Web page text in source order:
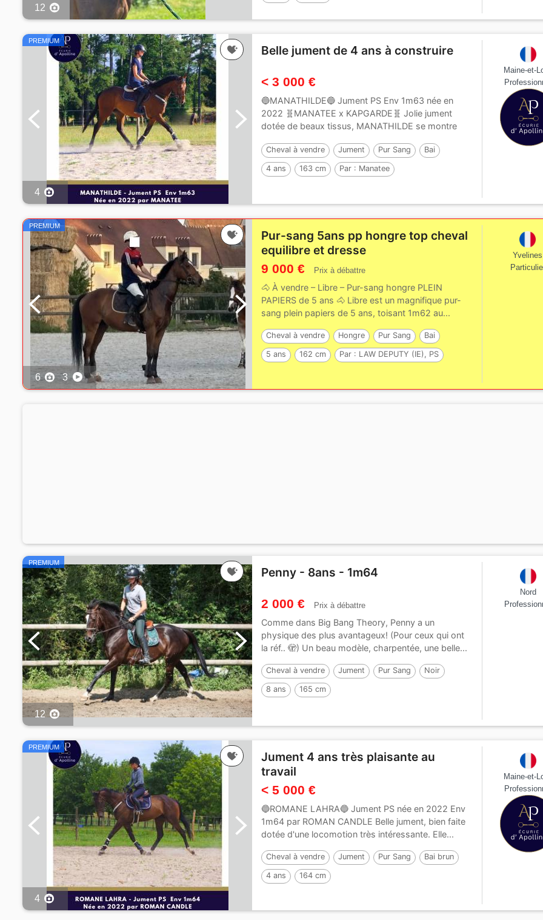
12
PREMIUM
4
Belle jument de 4 ans à construire
< 3 000 €
🔵MANATHILDE🔵 Jument PS Env 1m63 née en
2022 🧬MANATEE x KAPGARDE🧬 Jolie jument
dotée de beaux tissus, MANATHILDE se montre
Cheval à vendre Jument Pur Sang Bai
4 ans 163 cm Par : Manatee
Maine-et-
PREMIUM
6 3
Pur-sang 5ans pp hongre top cheval
equilibre et dresse
9 000 € Prix à débattre
🐴 À vendre – Libre – Pur-sang hongre PLEIN
PAPIERS de 5 ans 🐴 Libre est un magnifique pur-
sang plein papiers de 5 ans, toisant 1m62 au...
Cheval à vendre Hongre Pur Sang Bai
5 ans 162 cm Par : LAW DEPUTY (IE), PS
Yvelines
PREMIUM
12
Penny - 8ans - 1m64
2 000 € Prix à débattre
Comme dans Big Bang Theory, Penny a un
physique des plus avantageux! (Pour ceux qui ont
la réf.. 🫣) Un beau modèle, charpentée, une belle...
Cheval à vendre Jument Pur Sang Noir
8 ans 165 cm
Nord
PREMIUM
4
Jument 4 ans très plaisante au
travail
< 5 000 €
🔵ROMANE LAHRA🔵 Jument PS née en 2022 Env
1m64 par ROMAN CANDLE Belle jument, bien faite
dotée d'une locomotion très intéressante. Elle...
Cheval à vendre Jument Pur Sang Bai brun
4 ans 164 cm
Maine-et-